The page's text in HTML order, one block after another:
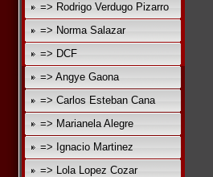
=> Rodrigo Verdugo Pizarro
=> Norma Salazar
=> DCF
=> Angye Gaona
=> Carlos Esteban Cana
=> Marianela Alegre
=> Ignacio Martinez
=> Lola Lopez Cozar